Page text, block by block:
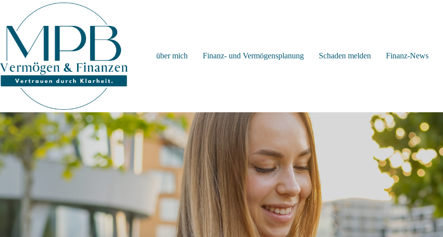
springen
über mich Finanz- und Vermögensplanung Schaden melden Finanz-News